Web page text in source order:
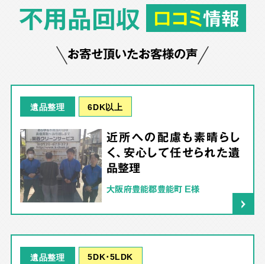
不用品回収 口コミ情報
お寄せ頂いたお客様の声
遺品整理 6DK以上
近所への配慮も素晴らし
く、安心して任せられた遺
品整理
大阪府豊能郡豊能町 E様
遺品整理 5DK･5LDK